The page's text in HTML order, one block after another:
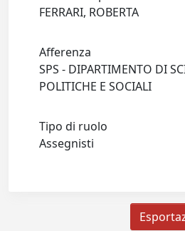
FERRARI, ROBERTA
Afferenza
SPS - DIPARTIMENTO DI
POLITICHE E SOCIALI
Tipo di ruolo
Assegnisti